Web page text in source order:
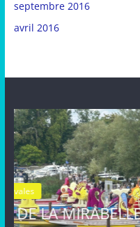
septembre 2016
avril 2016
le
Activités
FETE de